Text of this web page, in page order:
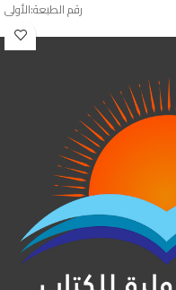
رقم الطبعة:الأولى
الناشر:دار المقاصد